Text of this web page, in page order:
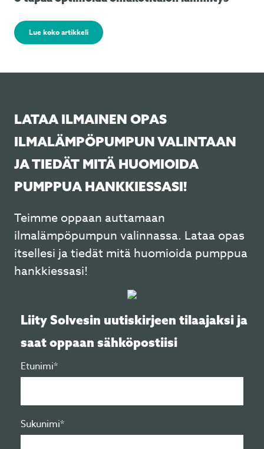
Lue koko artikkeli
LATAA ILMAINEN OPAS
ILMALÄMPÖPUMPUN VALINTAAN
JA TIEDÄT MITÄ HUOMIOIDA
PUMPPUA HANKKIESSASI!
Teimme oppaan auttamaan
ilmalämpöpumpun valinnassa. Lataa opas
itsellesi ja tiedät mitä huomioida pumppua
hankkiessasi!
Liity Solvesin uutiskirjeen tilaajaksi ja
saat oppaan sähköpostiisi
Etunimi*
Sukunimi*